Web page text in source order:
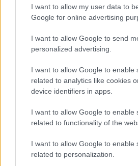
I want to allow my user data to
Google for online advertising
I want to allow Google to send
personalized advertising.
I want to allow Google to enable
related to analytics like cookies
device identifiers in apps.
I want to allow Google to enable
related to functionality of the
I want to allow Google to enable
related to personalization.
5 γραφικά ψαροχώρια της
Πέρα από τη Λισαβόνα: 10
της Πορτογαλίας
Το καλά κρυμμένο μυστικό της
των Αγίων και η μαγευτική